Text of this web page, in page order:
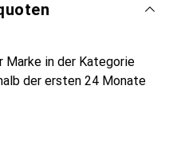
in der Kategorie
der ersten 24 Monate